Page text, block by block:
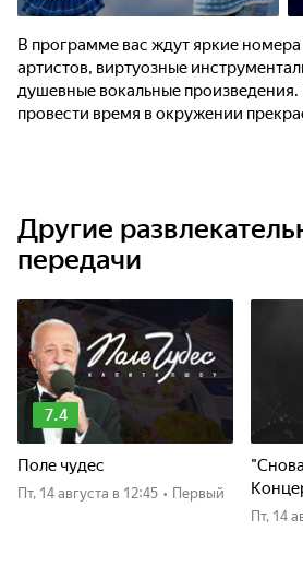
В программе вас ждут яркие номера
артистов, виртуозные
душевные вокальные произведения.
провести время в окружении
Другие
передачи
7.4
Поле чудес
пт, 14 августа в 12:45 • Первый
пт, 14